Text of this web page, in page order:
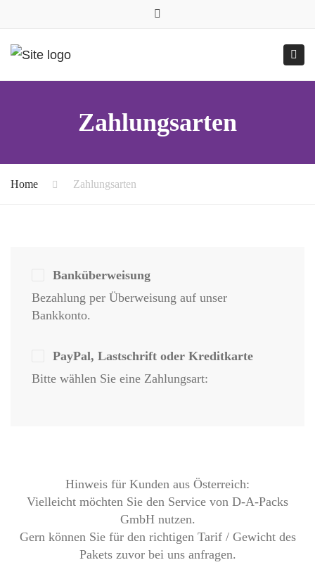
0157.77545786
Submit
Zahlungsarten
Home Zahlungsarten
Banküberweisung
Bezahlung per Überweisung auf unser
Bankkonto.
PayPal, Lastschrift oder Kreditkarte
Bitte wählen Sie eine Zahlungsart:
Hinweis für Kunden aus Österreich:
Vielleicht möchten Sie den Service von D-A-Packs
GmbH nutzen.
Gern können Sie für den richtigen Tarif / Gewicht des
Pakets zuvor bei uns anfragen.